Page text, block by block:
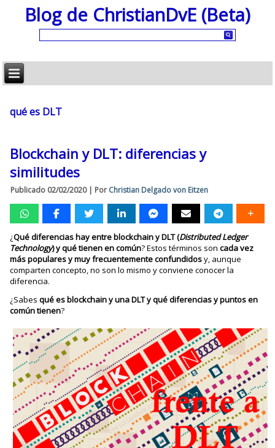
Blog de ChristianDvE (Beta)
qué es DLT
Blockchain y DLT: diferencias y
similitudes
Publicado 02/02/2020| Por Christian Delgado von Eitzen
¿Qué diferencias hay entre blockchain y DLT (Distributed Ledger
Technology) y qué tienen en común? Estos términos soncada vez
más populares y muy frecuentemente confundidosy, aunque
comparten concepto, no son lo mismo y conviene conocer la
diferencia.
¿Sabesqué es blockchain y una DLT y qué diferencias y puntos en
común tienen?